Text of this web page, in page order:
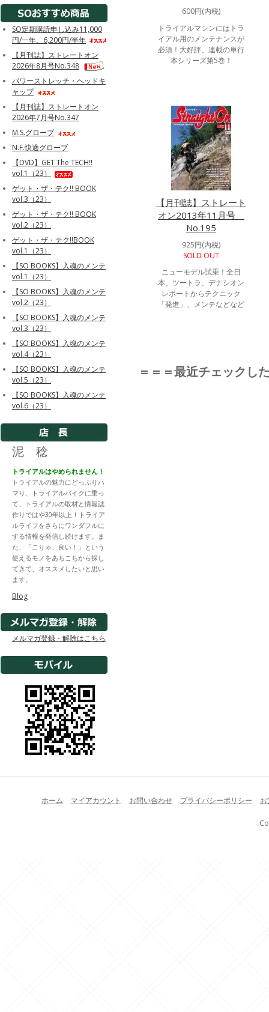
600円(内税)
トライアルマシンにはトラ
イアル用のメンテナンスが
必須！大好評、連載の単行
本シリーズ第5巻！
【月刊誌】ストレート
オン2013年11月号
No.195
925円(内税)
SOLD OUT
ニューモデル試乗！全日
本、ツートラ、デナシオン
レポートからテクニック
「発進」、メンテなどなど
＝＝＝最近チェックし
SO定期購読申し込み11,000
円/一年、6,200円/半年
【月刊誌】ストレートオン
2026年8月号No.348
パワーストレッチ・ヘッドキ
ャップ
【月刊誌】ストレートオン
2026年7月号No.347
M.S.グローブ
N.F.快適グローブ
【DVD】GET The TECH!!
vol.1（23）
ゲット・ザ・テク!! BOOK
vol.3（23）
ゲット・ザ・テク!! BOOK
vol.2（23）
ゲット・ザ・テク!!BOOK
vol.1（23）
【SO BOOKS】入魂のメンテ
vol.1（23）
【SO BOOKS】入魂のメンテ
vol.2（23）
【SO BOOKS】入魂のメンテ
vol.3（23）
【SO BOOKS】入魂のメンテ
vol.4（23）
【SO BOOKS】入魂のメンテ
vol.5（23）
【SO BOOKS】入魂のメンテ
vol.6（23）
泥 稔
トライアルはやめられません！
トライアルの魅力にどっぷりハ
マり、トライアルバイクに乗っ
て、トライアルの取材と情報誌
作りではや30年以上！トライア
ルライフをさらにワンダフルに
する情報を発信し続けます。ま
た、「こりゃ、良い！」という
使えるモノをあちこちから探し
てきて、オススメしたいと思い
ます。
Blog
メルマガ登録・解除はこちら
ホーム マイアカウント お問い合わせ プライバシーポリシー